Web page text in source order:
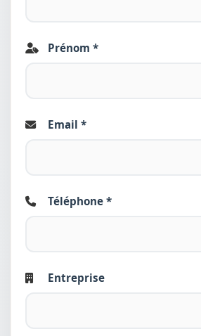
Prénom *
Email *
Téléphone *
Entreprise